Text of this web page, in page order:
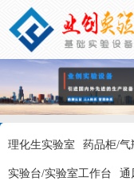
理化生实验室 药品柜/气
实验台/实验室工作台 通